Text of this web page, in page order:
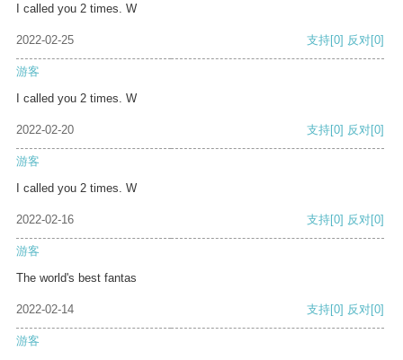
I called you 2 times. W
2022-02-25 支持[0] 反对[0]
游客
I called you 2 times. W
2022-02-20 支持[0] 反对[0]
游客
I called you 2 times. W
2022-02-16 支持[0] 反对[0]
游客
The world's best fantas
2022-02-14 支持[0] 反对[0]
游客